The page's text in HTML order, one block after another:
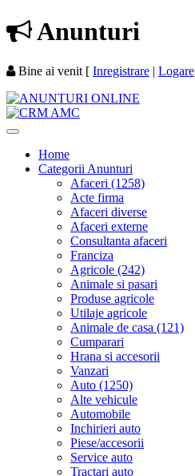
Anunturi
Bine ai venit [ Inregistrare | Logare
Home
Categorii Anunturi
Afaceri (1258)
Acte firma
Afaceri diverse
Afaceri externe
Consultanta afaceri
Franciza
Agricole (242)
Animale si pasari
Produse agricole
Utilaje agricole
Animale de casa (121)
Cumparari
Hrana si accesorii
Vanzari
Auto (1250)
Alte vehicule
Automobile
Inchirieri auto
Piese/accesorii
Service auto
Tractari auto